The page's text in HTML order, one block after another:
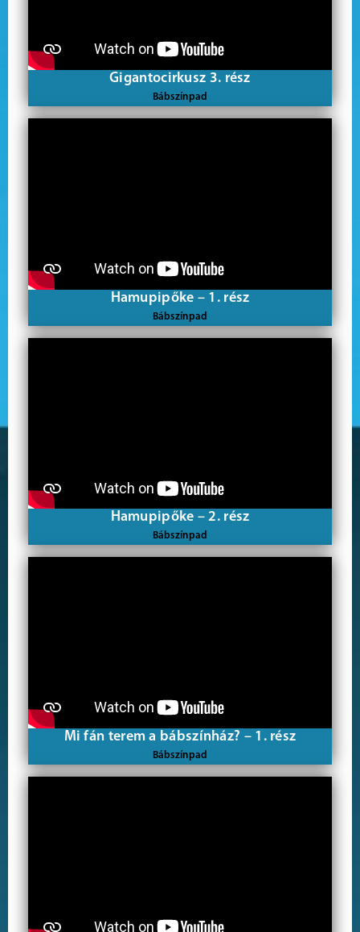
Gigantocirkusz 3. rész
Bábszínpad
Hamupipőke – 1. rész
Bábszínpad
Hamupipőke – 2. rész
Bábszínpad
Mi fán terem a bábszínház? – 1. rész
Bábszínpad